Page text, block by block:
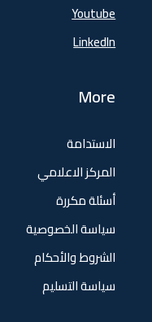
Youtube
LinkedIn
More
الاستدامة
المركز الاعلامي
أسئلة مكررة
سياسة الخصوصية
الشروط والأحكام
سياسة التسليم